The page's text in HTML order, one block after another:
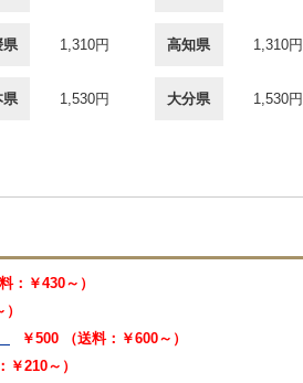
県 1,310円 高知県 1,310円
県 1,530円 大分県 1,530円
：￥430～）
￥500 （送料：￥600～）
￥210～）